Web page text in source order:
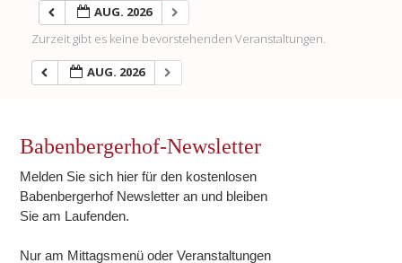
AUG. 2026
Zurzeit gibt es keine bevorstehenden Veranstaltungen.
AUG. 2026
Babenbergerhof-Newsletter
Melden Sie sich hier für den kostenlosen
Babenbergerhof Newsletter an und bleiben
Sie am Laufenden.
Nur am Mittagsmenü oder Veranstaltungen